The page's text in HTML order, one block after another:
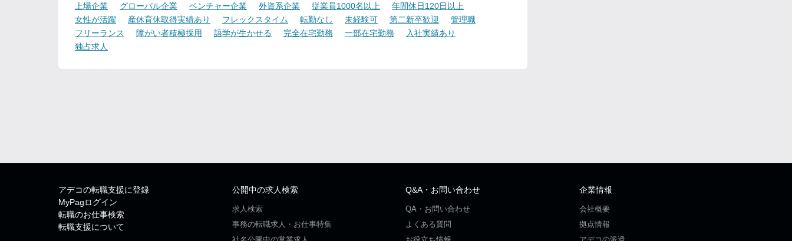
上場企業 グローバル企業 ベンチャー企業 外資系企業 従業員1000名以上
年間休日120日以上
女性が活躍
産休育休取得実績あり フレックスタイム 転勤なし 未経験可 第二新卒歓迎
管理職
フリーランス
障がい者積極採用 語学が生かせる 完全在宅勤務 一部在宅勤務
入社実績あり
独占求人
アデコの転職支援に登録
MyPagログイン
転職のお仕事検索
転職支援について
公開中の求人検索
求人検索
事務の転職求人・お仕事特集
Q&A・お問い合わせ
QA・お問い合わせ
よくある質問
企業情報
会社概要
拠点情報